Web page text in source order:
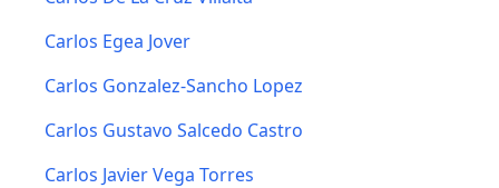
Carlos Egea Jover
Carlos Gonzalez-Sancho Lopez
Carlos Gustavo Salcedo Castro
Carlos Javier Vega Torres